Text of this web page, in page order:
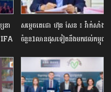
នា
សម្ដេចតេជោ ហ៊ុន សែន ៖ វ៉ាក់សាំង
ចំនួន1លានដុសទៀតនឹងមកដល់កម្ពុជា